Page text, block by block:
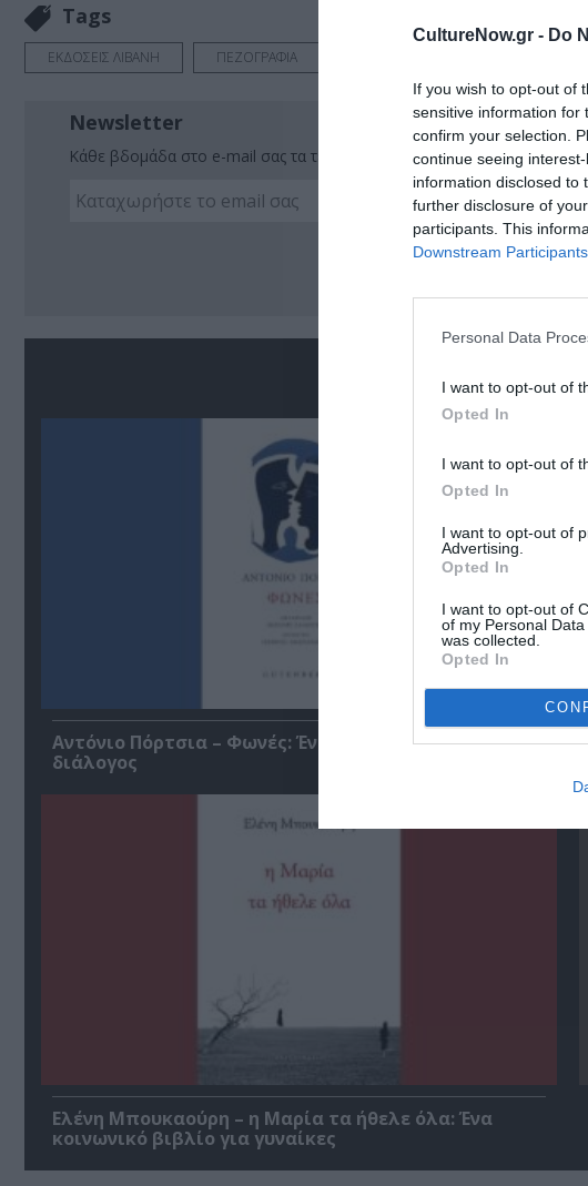
CultureNow.gr - Do
If you wish to opt-out of
sensitive information for
confirm your selection.
continue seeing
information disclosed to
further disclosure of
participants. This
Downstream Participants
Personal Data
I want to opt-out of
Opted In
I want to opt-out of
Opted In
I want to opt-out of
Advertising.
Opted In
I want to opt-out of
of my Personal
was collected.
Opted In
Tags
ΕΚΔΟΣΕΙΣ ΛΙΒΑΝΗ ΠΕΖΟΓΡΑΦΙΑ
Newsletter
Κάθε βδομάδα στο e-mail σας τα τελευταία νέα για την Τέχνη και τον
Ακολουθήστε το
Αντόνιο Πόρτσια – Φωνές: Ένα βιβλίο ως εσωτερικός
διάλογος
Ελένη Μπουκαούρη – η Μαρία τα ήθελε όλα: Ένα
κοινωνικό βιβλίο για γυναίκες